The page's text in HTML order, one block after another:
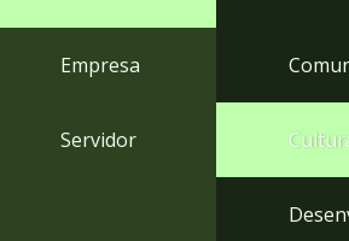
Empresa
Servidor